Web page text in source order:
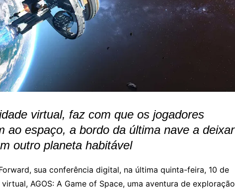
virtual, faz com que os jogadores
ao espaço, a bordo da última nave a deixar
outro planeta habitável
sua conferência digital, na última quinta-feira, 10 de
AGOS: A Game of Space, uma aventura de exploração